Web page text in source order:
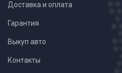
Доставка и оплата
Гарантия
Выкуп авто
Контакты